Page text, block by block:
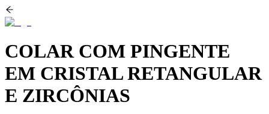
COLAR COM PINGENTE
EM CRISTAL RETANGULAR
E ZIRCÔNIAS